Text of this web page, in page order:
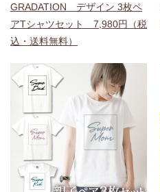
GRADATION デザイン 3枚ペ
アTシャツセット 7,980円（税
込・送料無料）